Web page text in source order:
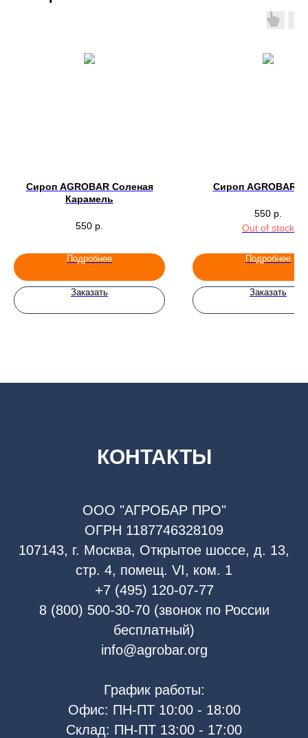
Сироп AGROBAR Соленая
Карамель
550 р.
Подробнее
Заказать
Сироп AGROBAR
550 р.
Out of stock
Подробнее
Заказать
КОНТАКТЫ
ООО "АГРОБАР ПРО"
ОГРН 1187746328109
107143, г. Москва, Открытое шоссе, д. 13,
стр. 4, помещ. VI, ком. 1
+7 (495) 120-07-77
8 (800) 500-30-70 (звонок по России
бесплатный)
info@agrobar.org
График работы:
Офис: ПН-ПТ 10:00 - 18:00
Склад: ПН-ПТ 13:00 - 17:00